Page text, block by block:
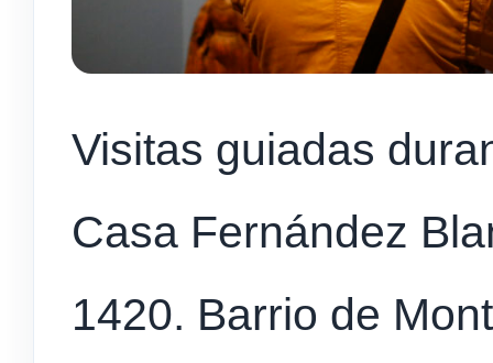
Visitas guiadas
Casa Fernández
1420. Barrio de